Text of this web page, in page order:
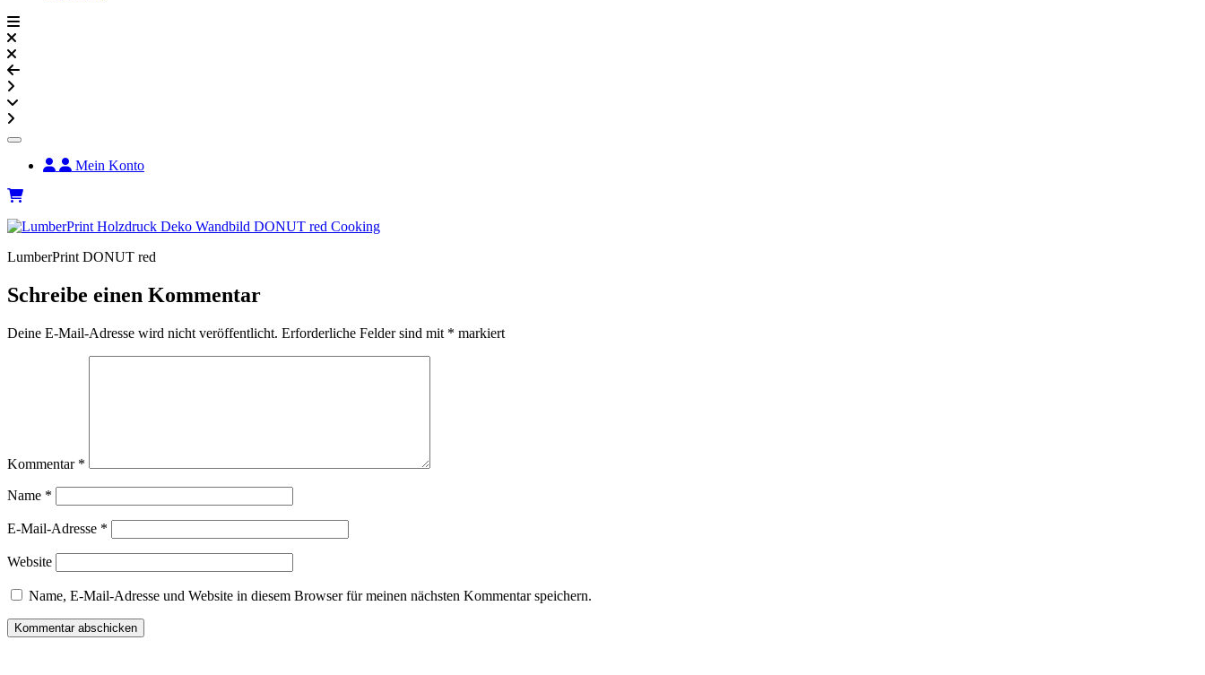
Mein Konto
LumberPrint DONUT red
Schreibe einen Kommentar
Deine E-Mail-Adresse wird nicht veröffentlicht. Erforderliche Felder sind mit * markiert
Kommentar *
Name *
E-Mail-Adresse *
Website
Name, E-Mail-Adresse und Website in diesem Browser für meinen nächsten Kommentar speichern.